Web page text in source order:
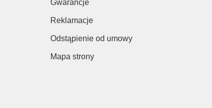
Gwarancje
Reklamacje
Odstąpienie od umowy
Mapa strony